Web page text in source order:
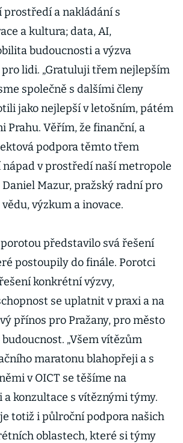
prostředí a nakládání s
a kultura; data, AI,
budoucnosti a výzva
lidi. „Gratuluji třem nejlepším
společně s dalšími členy
jako nejlepší v letošním, pátém
Prahu. Věřím, že finanční, a
podpora těmto třem
v prostředí naší metropole
Daniel Mazur, pražský radní pro
výzkum a inovace.
představilo svá řešení
postoupily do finále. Porotci
konkrétní výzvy,
se uplatnit v praxi a na
přínos pro Pražany, pro město
„Všem vítězům
maratonu blahopřeji a s
v OICT se těšíme na
a konzultace s vítěznými týmy.
totiž i půlroční podpora našich
oblastech, které si týmy